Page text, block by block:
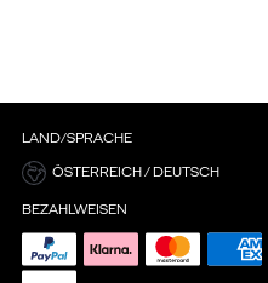
LAND/SPRACHE
ÖSTERREICH / DEUTSCH
BEZAHLWEISEN